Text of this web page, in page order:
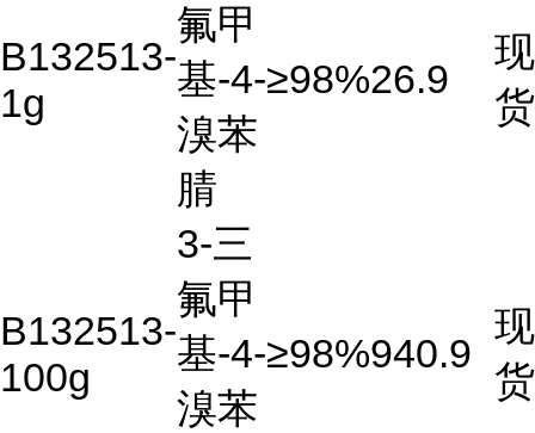
B132513-
1g
氟甲
基-4-
溴苯
腈
≥98%26.9
现
货
B132513-
100g
3-三
氟甲
基-4-
溴苯
≥98%940.9
现
货